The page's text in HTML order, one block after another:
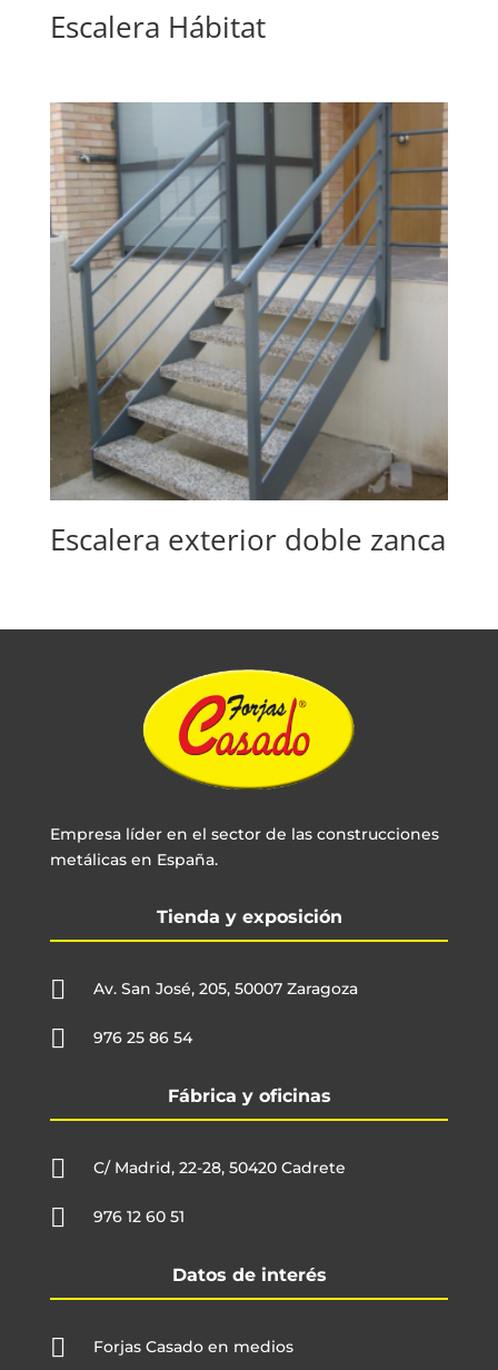
Escalera Hábitat
Escalera exterior doble zanca
Empresa líder en el sector de las construcciones
metálicas en España.
Tienda y exposición
 Av. San José, 205, 50007 Zaragoza
 976 25 86 54
Fábrica y oficinas
 C/ Madrid, 22-28, 50420 Cadrete
 976 12 60 51
Datos de interés
 Forjas Casado en medios